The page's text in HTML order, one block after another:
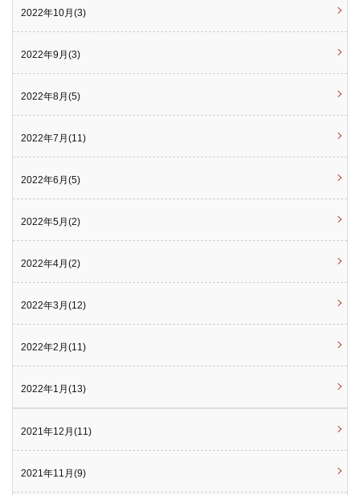
2022年10月(3)
2022年9月(3)
2022年8月(5)
2022年7月(11)
2022年6月(5)
2022年5月(2)
2022年4月(2)
2022年3月(12)
2022年2月(11)
2022年1月(13)
2021年12月(11)
2021年11月(9)